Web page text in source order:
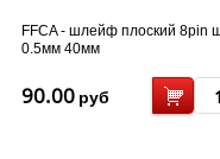
FFCA - шлейф плоский 8pin
0.5мм 40мм
90.00 руб